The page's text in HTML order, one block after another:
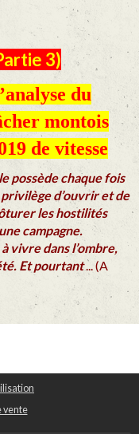
3)
du
montois
de vitesse
possède chaque fois
d’ouvrir et de
les hostilités
campagne.
vivre dans l’ombre,
Et pourtant... (A
vente